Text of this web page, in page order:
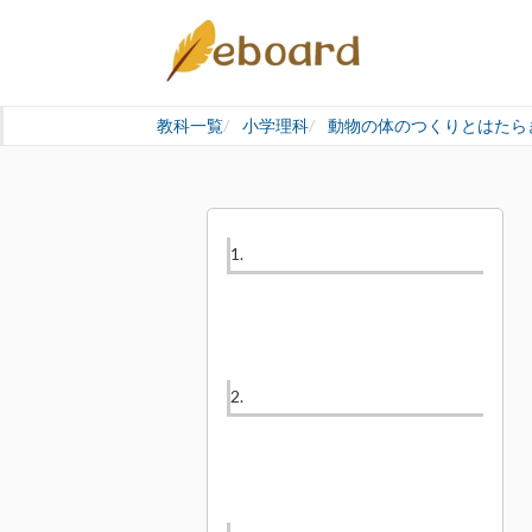
教科一覧 小学理科 動物の体のつくりとはた
1.
2.